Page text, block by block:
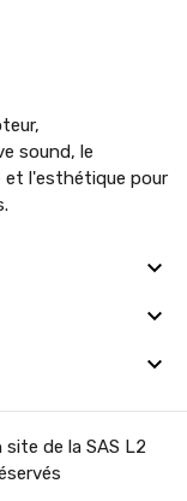
sound, le
et l'esthétique pour
de la SAS L2